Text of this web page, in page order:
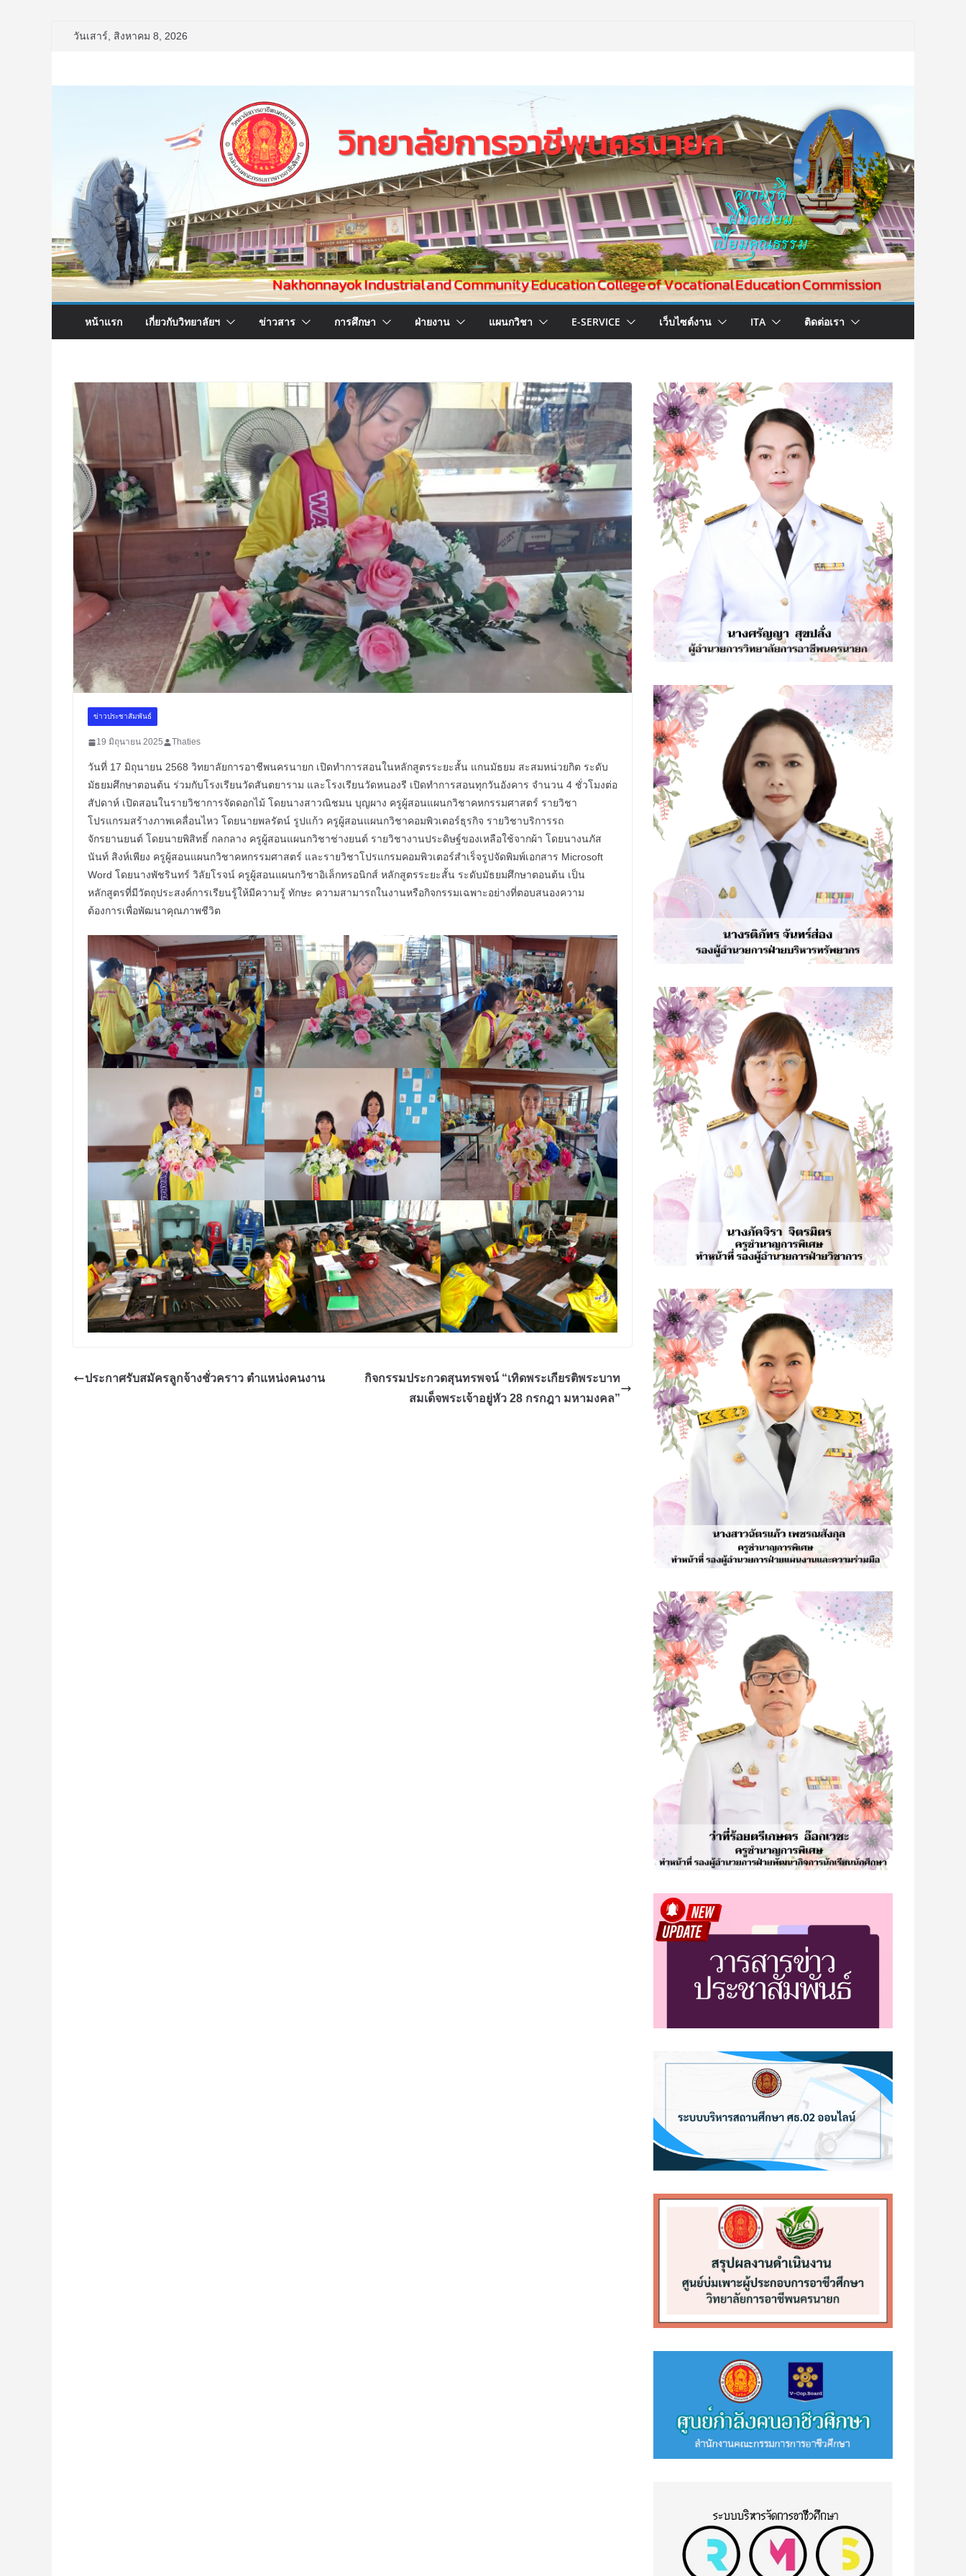
วันเสาร์, สิงหาคม 8, 2026
หน้าแรก เกี่ยวกับวิทยาลัยฯ ข่าวสาร การศึกษา ฝ่ายงาน แผนกวิชา E-SERVICE เว็บไซต์งาน ITA ติดต่อเรา
ข่าวประชาสัมพันธ์
19 มิถุนายน 2025 Thaties
วันที่ 17 มิถุนายน 2568 วิทยาลัยการอาชีพนครนายก เปิดทำการสอนในหลักสูตรระยะสั้น แกนมัธยม สะสมหน่วยกิต ระดับ
มัธยมศึกษาตอนต้น ร่วมกับโรงเรียนวัดสันตยาราม และโรงเรียนวัดหนองรี เปิดทำการสอนทุกวันอังคาร จำนวน 4 ชั่วโมงต่อ
สัปดาห์ เปิดสอนในรายวิชาการจัดดอกไม้ โดยนางสาวณิชมน บุญผาง ครูผู้สอนแผนกวิชาคหกรรมศาสตร์ รายวิชา
โปรแกรมสร้างภาพเคลื่อนไหว โดยนายพลรัตน์ รูปแก้ว ครูผู้สอนแผนกวิชาคอมพิวเตอร์ธุรกิจ รายวิชาบริการรถ
จักรยานยนต์ โดยนายพิสิทธิ์ กลกลาง ครูผู้สอนแผนกวิชาช่างยนต์ รายวิชางานประดิษฐ์ของเหลือใช้จากผ้า โดยนางนภัส
นันท์ สิงห์เพียง ครูผู้สอนแผนกวิชาคหกรรมศาสตร์ และรายวิชาโปรแกรมคอมพิวเตอร์สำเร็จรูปจัดพิมพ์เอกสาร Microsoft
Word โดยนางพัชรินทร์ วิลัยโรจน์ ครูผู้สอนแผนกวิชาอิเล็กทรอนิกส์ หลักสูตรระยะสั้น ระดับมัธยมศึกษาตอนต้น เป็น
หลักสูตรที่มีวัตถุประสงค์การเรียนรู้ให้มีความรู้ ทักษะ ความสามารถในงานหรือกิจกรรมเฉพาะอย่างที่ตอบสนองความ
ต้องการเพื่อพัฒนาคุณภาพชีวิต
ประกาศรับสมัครลูกจ้างชั่วคราว ตำแหน่งคนงาน
กิจกรรมประกวดสุนทรพจน์ “เทิดพระเกียรติพระบาท
สมเด็จพระเจ้าอยู่หัว 28 กรกฎา มหามงคล”